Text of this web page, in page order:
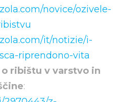
novice/ozivele-
it/notizie/i-
riprendono-vita
o ribištu v varstvo in
: